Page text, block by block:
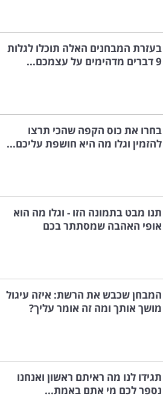
בעזרת המבחנים האלה תוכלו לגלות
9 דברים מדהימים על עצמכם...
בחרו את כוס הקפה שהכי תרצו
להזמין וגלו מה היא חושפת עליכם...
תנו מבט בתמונה הזו - וגלו מה הוא
אופי האהבה שמסתתר בכם
המבחן שכבש את הרשת: איזה עיגול
מושך אותך ומה זה אומר עליך?
תגידו לנו מה ראיתם ראשון ואנחנו
נספר לכם מי אתם באמת...